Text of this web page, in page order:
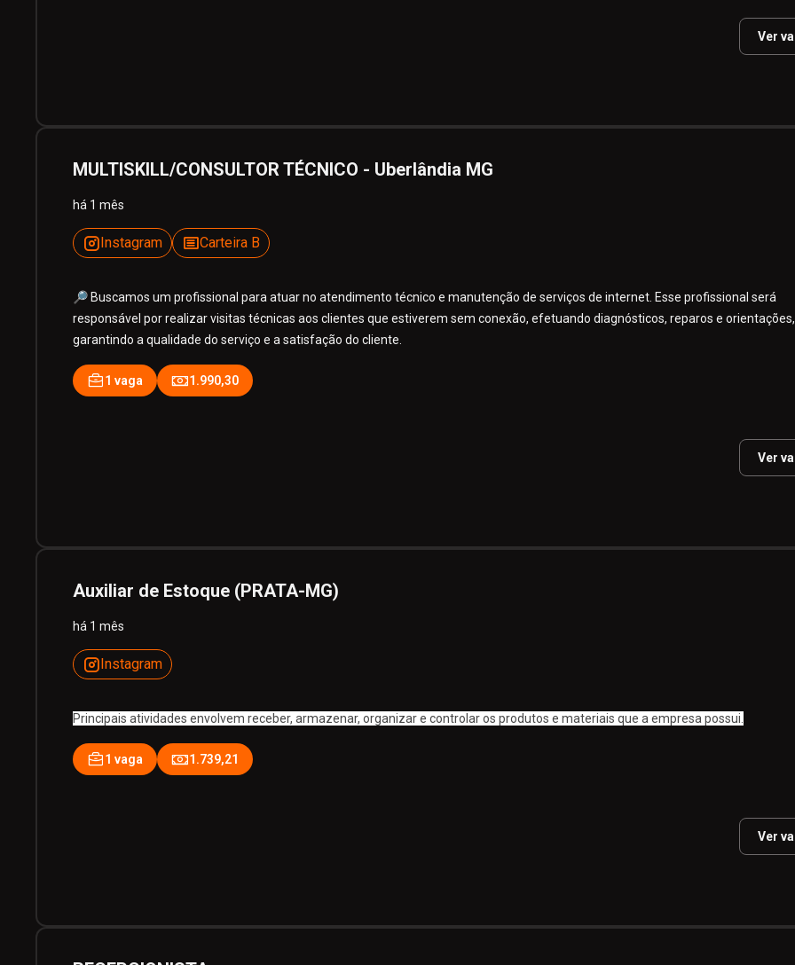
Ver
MULTISKILL/CONSULTOR TÉCNICO - Uberlândia MG
há 1 mês
Instagram Carteira B
🔎 Buscamos um profissional para atuar no atendimento técnico e manutenção de serviços de internet. Esse profissional será
responsável por realizar visitas técnicas aos clientes que estiverem sem conexão, efetuando diagnósticos, reparos e orientações,
garantindo a qualidade do serviço e a satisfação do cliente.
1 vaga 1.990,30
Ver
Auxiliar de Estoque (PRATA-MG)
há 1 mês
Instagram
Principais atividades envolvem receber, armazenar, organizar e controlar os produtos e materiais que a empresa possui.
1 vaga 1.739,21
Ver